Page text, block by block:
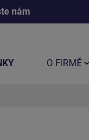
nám
O FIRMĚ